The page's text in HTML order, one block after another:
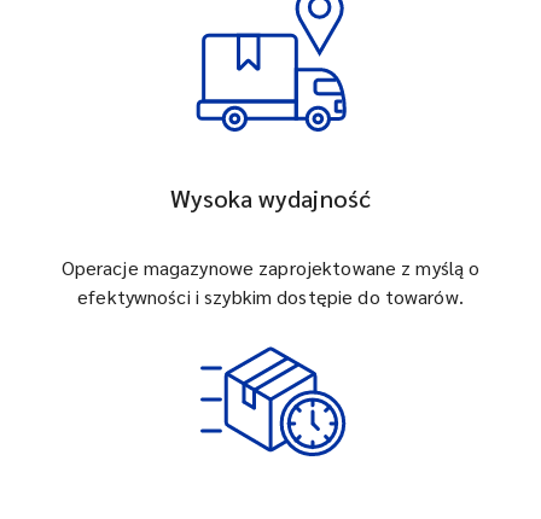
Wysoka wydajność
Operacje magazynowe zaprojektowane z myślą o
efektywności i szybkim dostępie do towarów.